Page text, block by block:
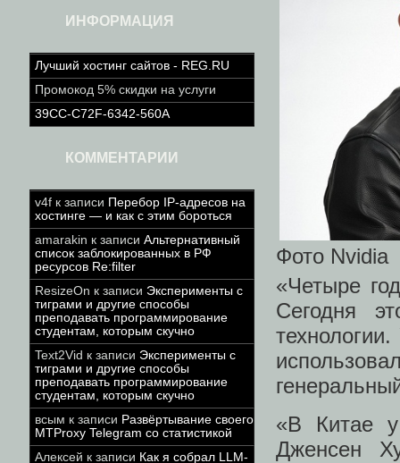
ИНФОРМАЦИЯ
Лучший хостинг сайтов - REG.RU
Промокод 5% скидки на услуги
39CC-C72F-6342-560A
КОММЕНТАРИИ
v4f к записи Перебор IP-адресов на
хостинге — и как с этим бороться
amarakin к записи Альтернативный
список заблокированных в РФ
ресурсов Re:filter
ResizeOn к записи Эксперименты с
тиграми и другие способы
преподавать программирование
студентам, которым скучно
Text2Vid к записи Эксперименты с
тиграми и другие способы
преподавать программирование
студентам, которым скучно
всым к записи Развёртывание своего
MTProxy Telegram со статистикой
Алексей к записи Как я собрал LLM-
Фото Nvidia
«Четыре
Сегодня
«В Китае
Дженсен